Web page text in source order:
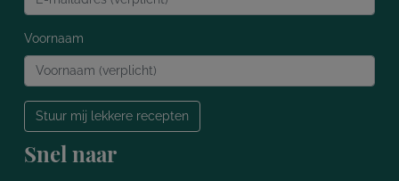
Voornaam
Stuur mij lekkere recepten
Snel naar